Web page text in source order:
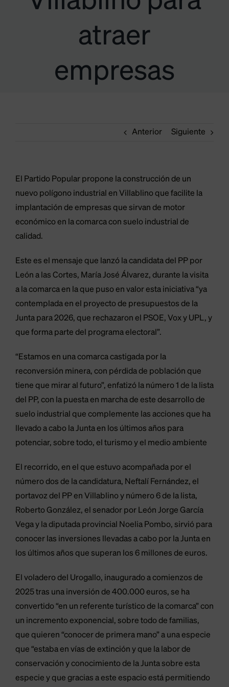
atraer
empresas
Anterior Siguiente
El Partido Popular propone la construcción de un
nuevo polígono industrial en Villablino que facilite la
implantación de empresas que sirvan de motor
económico en la comarca con suelo industrial de
calidad.
Este es el mensaje que lanzó la candidata del PP por
León a las Cortes, María José Álvarez, durante la visita
a la comarca en la que puso en valor esta iniciativa “ya
contemplada en el proyecto de presupuestos de la
Junta para 2026, que rechazaron el PSOE, Vox y UPL, y
que forma parte del programa electoral”.
“Estamos en una comarca castigada por la
reconversión minera, con pérdida de población que
tiene que mirar al futuro”, enfatizó la número 1 de la lista
del PP, con la puesta en marcha de este desarrollo de
suelo industrial que complemente las acciones que ha
llevado a cabo la Junta en los últimos años para
potenciar, sobre todo, el turismo y el medio ambiente
El recorrido, en el que estuvo acompañada por el
número dos de la candidatura, Neftalí Fernández, el
portavoz del PP en Villablino y número 6 de la lista,
Roberto González, el senador por León Jorge García
Vega y la diputada provincial Noelia Pombo, sirvió para
conocer las inversiones llevadas a cabo por la Junta en
los últimos años que superan los 6 millones de euros.
El voladero del Urogallo, inaugurado a comienzos de
2025 tras una inversión de 400.000 euros, se ha
convertido “en un referente turístico de la comarca” con
un incremento exponencial, sobre todo de familias,
que quieren “conocer de primera mano” a una especie
que “estaba en vías de extinción y que la labor de
conservación y conocimiento de la Junta sobre esta
especie y que gracias a este espacio está permitiendo